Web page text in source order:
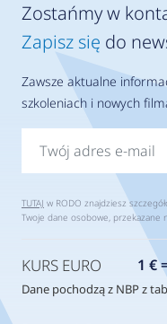
Zostańmy w
Zapisz się do
Zawsze aktualne
szkoleniach i nowych
TUTAJ w RODO znajdziesz
Twoje dane osobowe, przekazane
KURS EURO 1 €
Dane pochodzą z NBP z